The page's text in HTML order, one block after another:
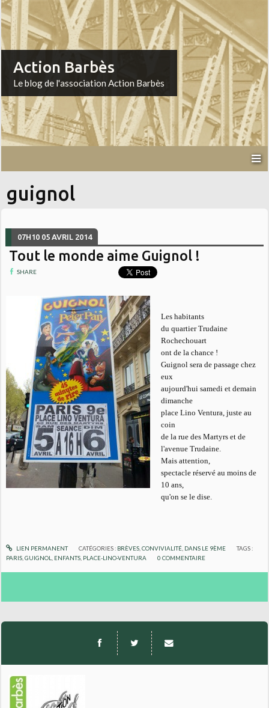
Action Barbès
Le blog de l'association Action Barbès
guignol
07H10 05 AVRIL 2014
Tout le monde aime Guignol !
SHARE
Les habitants
du quartier Trudaine
Rochechouart
ont de la chance !
Guignol sera de passage chez
eux
aujourd'hui samedi et demain
dimanche
place Lino Ventura, juste au
coin
de la rue des Martyrs et de
l'avenue Trudaine.
Mais attention,
spectacle réservé au moins de
10 ans,
qu'on se le dise.
LIEN PERMANENT CATÉGORIES : BRÈVES, CONVIVIALITÉ, DANS LE 9ÈME
TAGS :
PARIS ,GUIGNOL ENFANTS PLACE-LINO-VENTURA 0 COMMENTAIRE